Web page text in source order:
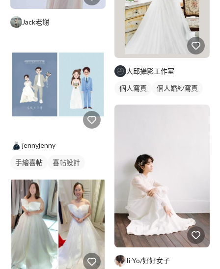
Jack老謝
jennyjenny
手繪喜帖 喜帖設計
大邱攝影工作室
個人寫真 個人婚紗寫真
Ii-Yo/好好女子